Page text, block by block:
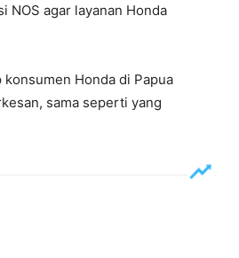
NOS agar layanan Honda
Honda di Papua
sama seperti yang